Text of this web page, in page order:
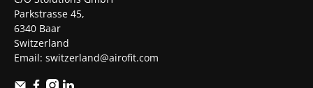
Parkstrasse 45,
6340 Baar
Switzerland
Email: switzerland@airofit.com